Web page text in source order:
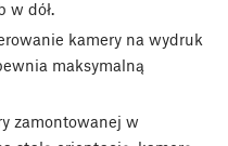
w dół.
kamery na wydruk
maksymalną
zamontowanej w